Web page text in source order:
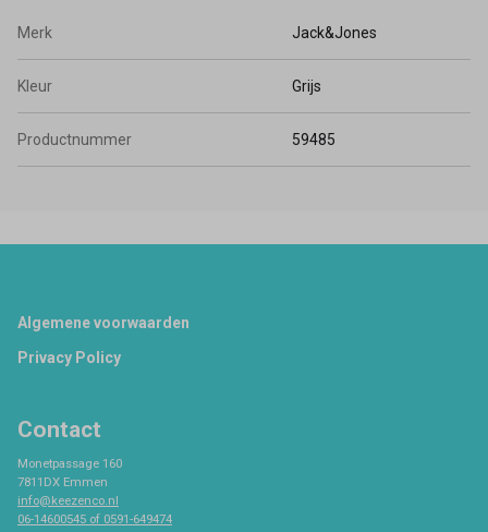
Merk Jack&Jones
Kleur Grijs
Productnummer 59485
Footer
Algemene voorwaarden
Privacy Policy
Contact
Monetpassage 160
7811DX Emmen
info@keezenco.nl
06-14600545 of 0591-649474